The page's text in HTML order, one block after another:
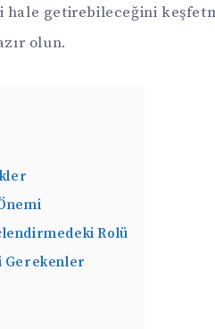
hale getirebileceğini
olun.
Rolü
Gerekenler